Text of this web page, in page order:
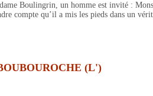
Boulingrin, un homme est invité :
compte qu’il a mis les pieds dans un
(L')